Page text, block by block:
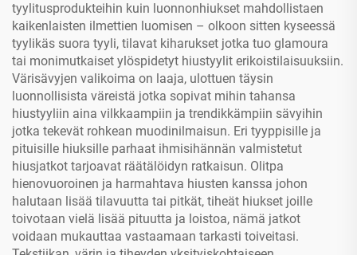
tyylitusprodukteihin kuin luonnonhiukset mahdollistaen
kaikenlaisten ilmettien luomisen – olkoon sitten kyseessä
tyylikäs suora tyyli, tilavat kiharukset jotka tuo glamoura
tai monimutkaiset ylöspidetyt hiustyylit erikoistilaisuuksiin.
Värisävyjen valikoima on laaja, ulottuen täysin
luonnollisista väreistä jotka sopivat mihin tahansa
hiustyyliin aina vilkkaampiin ja trendikkämpiin sävyihin
jotka tekevät rohkean muodinilmaisun. Eri tyyppisille ja
pituisille hiuksille parhaat ihmisihännän valmistetut
hiusjatkot tarjoavat räätälöidyn ratkaisun. Olitpa
hienovuoroinen ja harmahtava hiusten kanssa johon
halutaan lisää tilavuutta tai pitkät, tiheät hiukset joille
toivotaan vielä lisää pituutta ja loistoa, nämä jatkot
voidaan mukauttaa vastaamaan tarkasti toiveitasi.